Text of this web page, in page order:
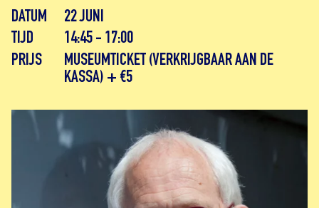
DATUM
22 JUNI
TIJD
14:45 - 17:00
PRIJS
MUSEUMTICKET (VERKRIJGBAAR AAN DE
KASSA) + €5